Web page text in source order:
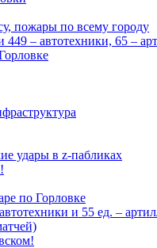
пожары по всему городу
– автотехники, 65 –
удары в z-пабликах
по Горловке
и 55 ед. –